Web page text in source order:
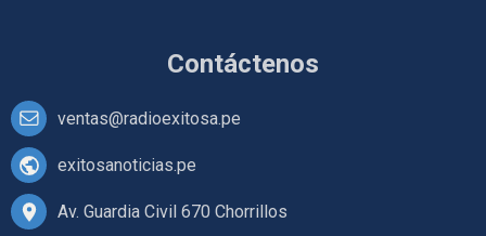
Contáctenos
ventas@radioexitosa.pe
exitosanoticias.pe
Av. Guardia Civil 670 Chorrillos